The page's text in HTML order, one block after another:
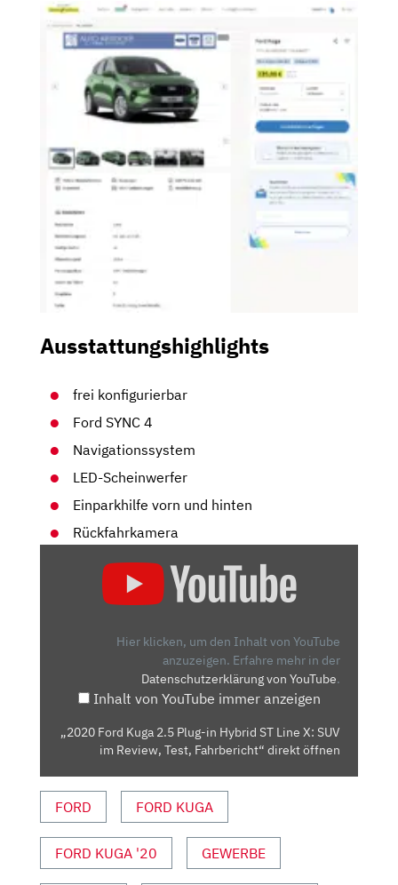
Ausstattungshighlights
frei konfigurierbar
Ford SYNC 4
Navigationssystem
LED-Scheinwerfer
Einparkhilfe vorn und hinten
Rückfahrkamera
LINE
IM
REVIEW,
FAHRBERICHT“
VON
Hier klicken, um den Inhalt von YouTube
anzuzeigen. Erfahre mehr in der
Datenschutzerklärung von YouTube.
Inhalt von YouTube immer anzeigen
„2020 Ford Kuga 2.5 Plug-in Hybrid ST Line X: SUV
im Review, Test, Fahrbericht“ direkt öffnen
FORD FORD KUGA
FORD KUGA '20 GEWERBE